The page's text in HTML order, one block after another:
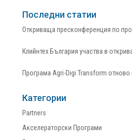
Последни статии
Откриваща пресконференция по
Клийнтех България участва в
Програма Agri-Digi Transform отново
Категории
Partners
Акселераторски Програми